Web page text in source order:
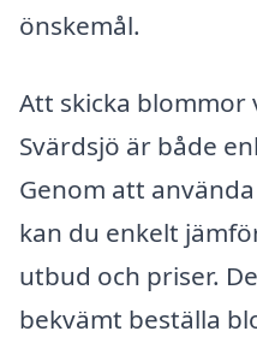
önskemål.
Att skicka blommor
Svärdsjö är både
Genom att
kan du enkelt
utbud och priser.
bekvämt beställa